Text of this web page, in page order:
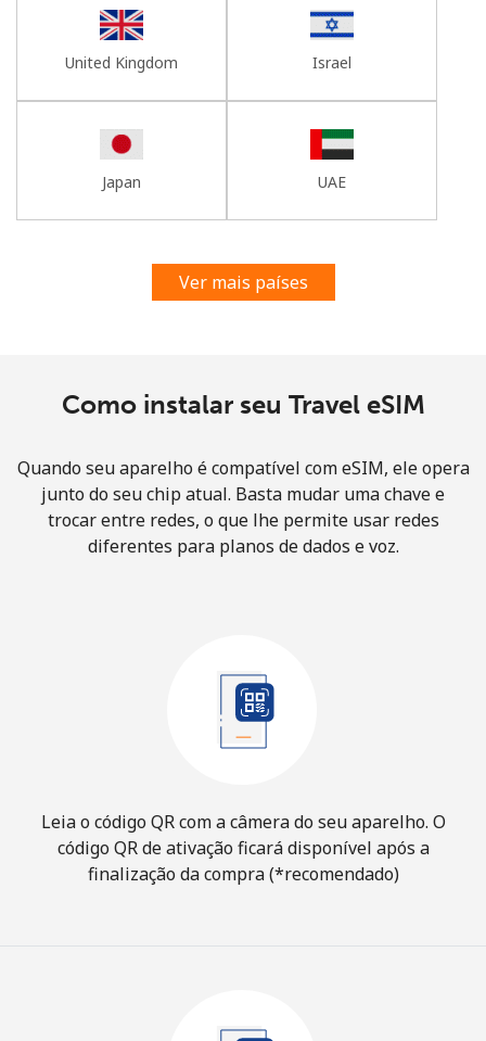
United Kingdom Israel
Japan UAE
Ver mais países
Como instalar seu Travel eSIM
Quando seu aparelho é compatível com eSIM, ele opera
junto do seu chip atual. Basta mudar uma chave e
trocar entre redes, o que lhe permite usar redes
diferentes para planos de dados e voz.
Leia o código QR com a câmera do seu aparelho. O
código QR de ativação ficará disponível após a
finalização da compra (*recomendado)